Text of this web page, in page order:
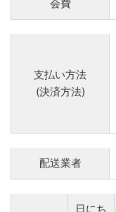
会費
支払い方法
(決済方法)
配送業者
日にち